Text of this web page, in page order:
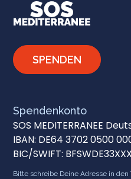
SPENDEN
Spendenkonto
SOS MEDITERRANEE
IBAN: DE64 3702 0500
BIC/SWIFT: BFSWDE33XXX
Bitte schreibe Deine Adresse in